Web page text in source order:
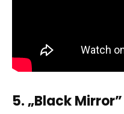
5. „Black Mirror”